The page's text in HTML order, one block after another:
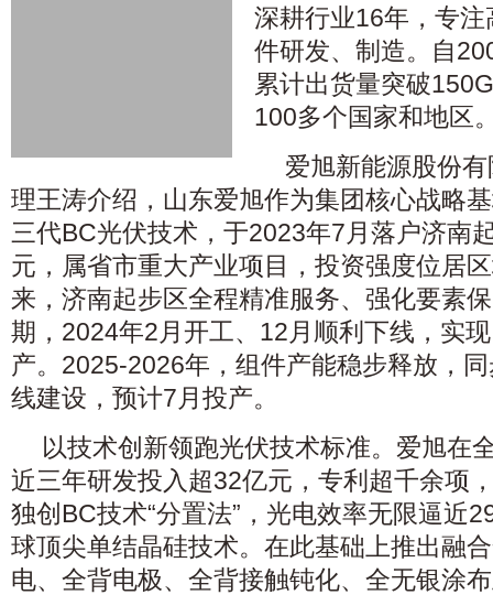
深耕行业16年，专
件研发、制造。自
累计出货量突破
100多个国家和地区
爱旭新能源股份
理王涛介绍，山东爱旭作为集团核心战略
三代BC光伏技术，于2023年7月落户济南
元，属省市重大产业项目，投资强度位居
来，济南起步区全程精准服务、强化要素
期，2024年2月开工、12月顺利下线，实
产。2025-2026年，组件产能稳步释放，
线建设，预计7月投产。
以技术创新领跑光伏技术标准‌。爱旭在
近三年研发投入超32亿元，专利超千余项
独创BC技术“分置法”，光电效率无限逼近
球顶尖单结晶硅技术。在此基础上推出融
电、全背电极、全背接触钝化、全无银涂